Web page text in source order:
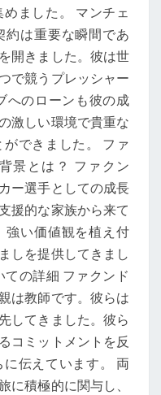
ました。 マンチェ
約は重要な瞬間であ
開きました。彼は世
で競うプレッシャー
へのローンも彼の成
激しい環境で貴重な
できました。 ファ
景とは？ ファクン
ー選手としての成長
援的な家族から来て
強い価値観を植え付
しを提供してきまし
の詳細 ファクンド
は教師です。彼らは
してきました。彼ら
コミットメントを反
伝えています。 両
に積極的に関与し、